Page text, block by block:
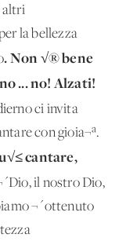
altri
la bellezza
. Non √® bene
... no! Alzati!
ci invita
con gioia¬ª.
cantare,
il nostro Dio,
¬´ottenuto